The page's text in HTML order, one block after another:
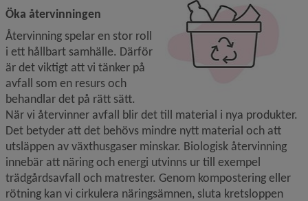
Öka återvinningen
Återvinning spelar en stor roll
i ett hållbart samhälle. Därför
är det viktigt att vi tänker på
avfall som en resurs och
behandlar det på rätt sätt.
När vi återvinner avfall blir det till material i nya produkter.
Det betyder att det behövs mindre nytt material och att
utsläppen av växthusgaser minskar. Biologisk återvinning
innebär att näring och energi utvinns ur till exempel
trädgårdsavfall och matrester. Genom kompostering eller
rötning kan vi cirkulera näringsämnen, sluta kretsloppen